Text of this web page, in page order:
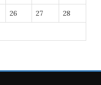
26 27 28